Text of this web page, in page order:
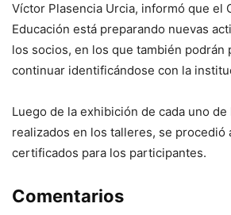
Víctor Plasencia Urcia, informó que el
Educación está preparando nuevas
los socios, en los que también podrán
continuar identificándose con la
Luego de la exhibición de cada uno de
realizados en los talleres, se procedió
certificados para los participantes.
Comentarios